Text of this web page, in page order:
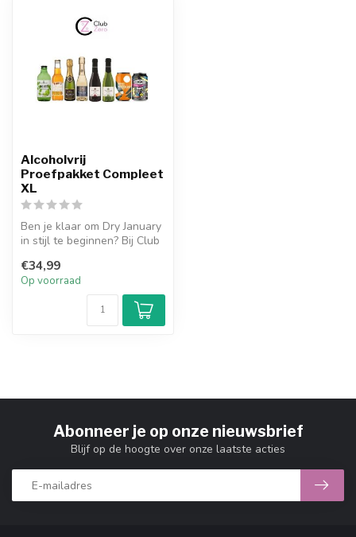
Alcoholvrij
Proefpakket Compleet
XL
Ben je klaar om Dry January
in stijl te beginnen? Bij Club
€34,99
Op voorraad
Abonneer je op onze nieuwsbrief
Blijf op de hoogte over onze laatste acties